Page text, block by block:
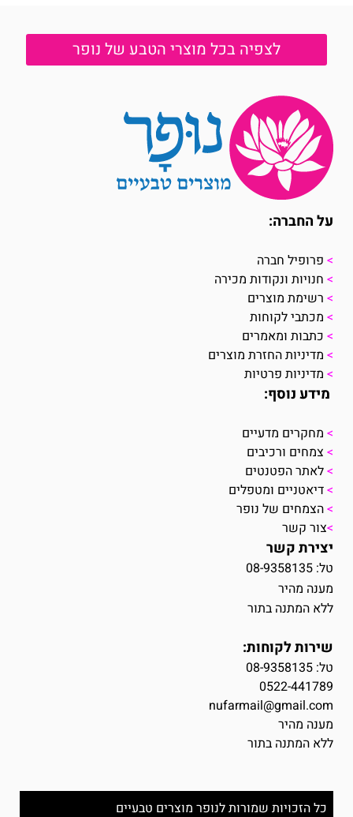
לצפיה בכל מוצרי הטבע של נופר
על החברה:
> פרופיל חברה
> חנויות ונקודות מכירה
> רשימת מוצרים
> מכתבי לקוחות
> כתבות ומאמרים
> מדיניות החזרת מוצרים
> מדיניות פרטיות
מידע נוסף:
> מחקרים מדעיים
> צמחים ורכיבים
>לאתר הפטנטים
>דיאטניים ומטפלים
>הצמחים של נופר
>צור קשר
יצירת קשר
טל: 08-9358135
מענה מהיר
ללא המתנה בתור
שירות לקוחות:
טל: 08-9358135
0522-441789
nufarmail@gmail.com
מענה מהיר
ללא המתנה בתור
כל הזכויות שמורות לנופר מוצרים טבעיים